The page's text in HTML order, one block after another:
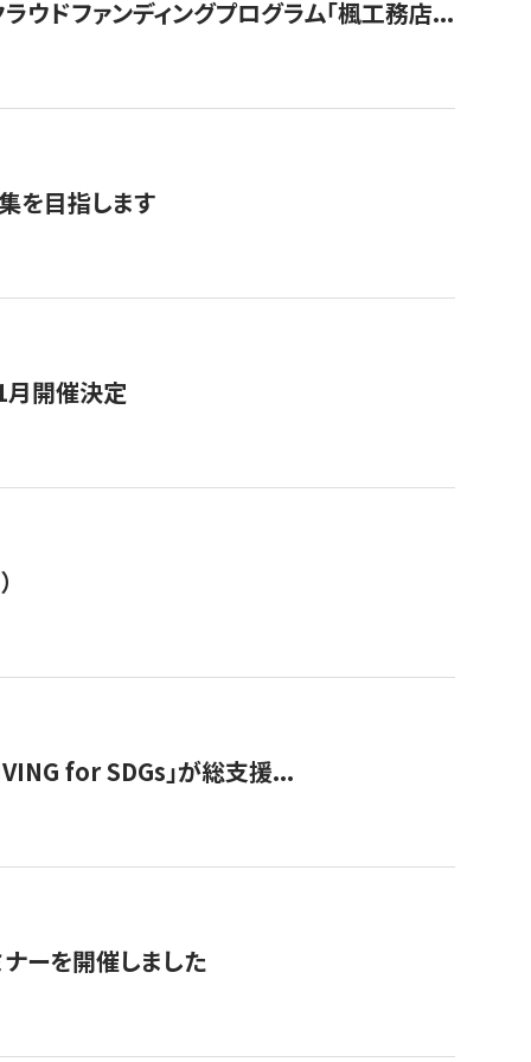
ドファンディングプログラム「楓工務店...
を目指します
月開催決定
for SDGs」が総支援...
ーを開催しました